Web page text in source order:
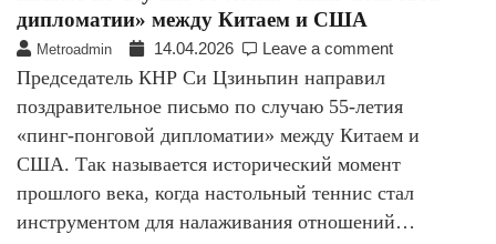
дипломатии» между Китаем и США
Metroadmin 14.04.2026 Leave a comment
Председатель КНР Си Цзиньпин направил
поздравительное письмо по случаю 55-летия
«пинг-понговой дипломатии» между Китаем и
США. Так называется исторический момент
прошлого века, когда настольный теннис стал
инструментом для налаживания отношений…